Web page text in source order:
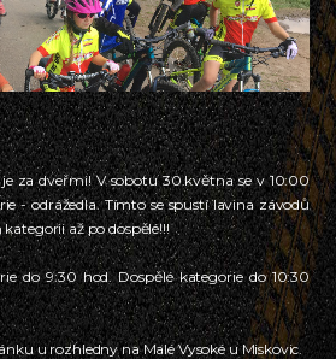
za dveřmi! V sobotu 30.května se v 10:00
- odrážedla. Tímto se spustí lavina závodů
až po dospělé!!!
do 9:30 hod. Dospělé kategorie do 10:30
u rozhledny na Malé Vysoké u Miskovic.